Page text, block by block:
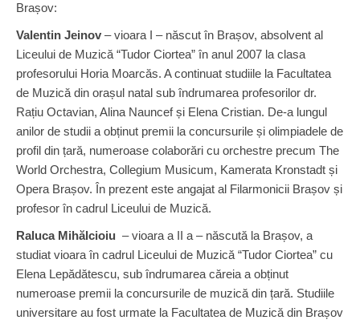
Brașov:
Valentin Jeinov – vioara I – născut în Brașov, absolvent al
Liceului de Muzică “Tudor Ciortea” în anul 2007 la clasa
profesorului Horia Moarcăs. A continuat studiile la Facultatea
de Muzică din orașul natal sub îndrumarea profesorilor dr.
Rațiu Octavian, Alina Nauncef și Elena Cristian. De-a lungul
anilor de studii a obținut premii la concursurile și olimpiadele de
profil din țară, numeroase colaborări cu orchestre precum The
World Orchestra, Collegium Musicum, Kamerata Kronstadt și
Opera Brașov. În prezent este angajat al Filarmonicii Brașov și
profesor în cadrul Liceului de Muzică.
Raluca Mihălcioiu – vioara a II a – născută la Brașov, a
studiat vioara în cadrul Liceului de Muzică “Tudor Ciortea” cu
Elena Lepădătescu, sub îndrumarea căreia a obținut
numeroase premii la concursurile de muzică din țară. Studiile
universitare au fost urmate la Facultatea de Muzică din Brașov